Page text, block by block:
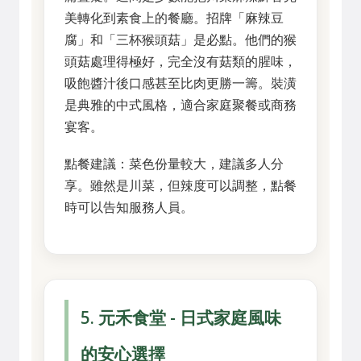
美轉化到素食上的餐廳。招牌「麻辣豆
腐」和「三杯猴頭菇」是必點。他們的猴
頭菇處理得極好，完全沒有菇類的腥味，
吸飽醬汁後口感甚至比肉更勝一籌。裝潢
是典雅的中式風格，適合家庭聚餐或商務
宴客。
點餐建議：菜色份量較大，建議多人分
享。雖然是川菜，但辣度可以調整，點餐
時可以告知服務人員。
5. 元禾食堂 - 日式家庭風味
的安心選擇